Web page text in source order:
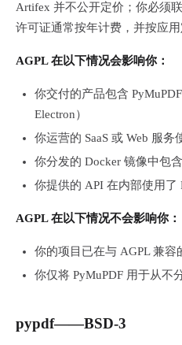
Artifex 并不公开定价；你必须
许可证通常按年计费，并按应用
AGPL 在以下情况会影响你：
你交付的产品包含
Electron）
你运营的 SaaS 或 Web 服务
你分发的 Docker 镜像中包
你提供的 API 在内部使用了
AGPL 在以下情况不会影响你：
你的项目已在与 AGPL 兼容
你仅将 PyMuPDF 用于从不
pypdf——BSD-3